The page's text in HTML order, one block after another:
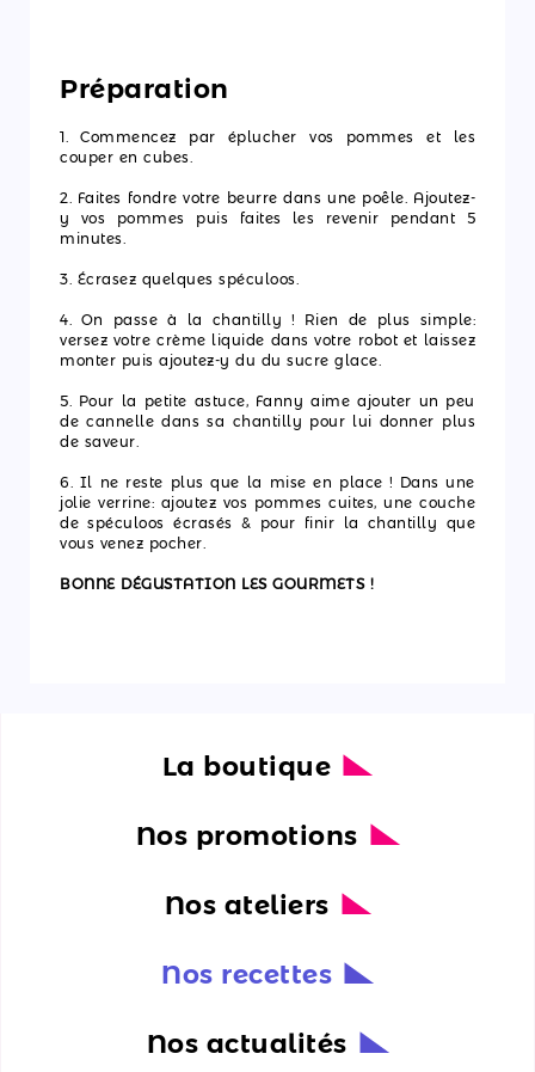
La boutique
Nos promotions
Nos ateliers
Nos recettes
Nos actualités
Préparation
1. Commencez par éplucher vos pommes et les
couper en cubes.
2. Faites fondre votre beurre dans une poêle. Ajoutez-
y vos pommes puis faites les revenir pendant 5
minutes.
3. Écrasez quelques spéculoos.
4. On passe à la chantilly ! Rien de plus simple:
versez votre crème liquide dans votre robot et laissez
monter puis ajoutez-y du du sucre glace.
5. Pour la petite astuce, Fanny aime ajouter un peu
de cannelle dans sa chantilly pour lui donner plus
de saveur.
6. Il ne reste plus que la mise en place ! Dans une
jolie verrine: ajoutez vos pommes cuites, une couche
de spéculoos écrasés & pour finir la chantilly que
vous venez pocher.
BONNE DÉGUSTATION LES GOURMETS !